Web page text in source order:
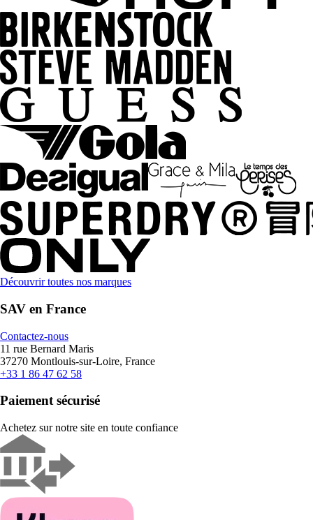
Découvrir toutes nos marques
SAV en France
Contactez-nous
11 rue Bernard Maris
37270 Montlouis-sur-Loire, France
+33 1 86 47 62 58
Paiement sécurisé
Achetez sur notre site en toute confiance